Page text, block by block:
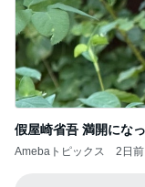
假屋崎省吾 満開にな
Amebaトピックス 2日前